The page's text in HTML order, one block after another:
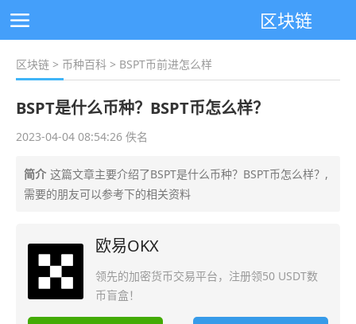
区块链
区块链 > 币种百科 > BSPT币前进怎么样
BSPT是什么币种？BSPT币怎么样？
2023-04-04 08:54:26 佚名
简介 这篇文章主要介绍了BSPT是什么币种？BSPT币怎么样？,
需要的朋友可以参考下的相关资料
欧易OKX
领先的加密货币交易平台，注册领50 USDT数
币盲盒！